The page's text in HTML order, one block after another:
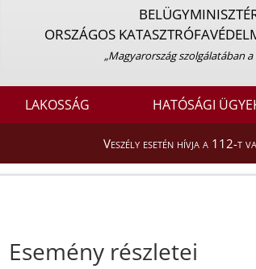
ORSZÁGOS
„Magyarország szolgálatában
LAKOSSÁG HATÓSÁGI
Veszély esetén hívja a 112-t
Esemény részletei